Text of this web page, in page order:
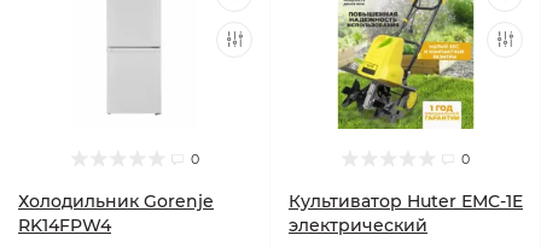
0
Холодильник Gorenje
RK14FPW4
0
Культиватор Huter ЕМС-1E
электрический